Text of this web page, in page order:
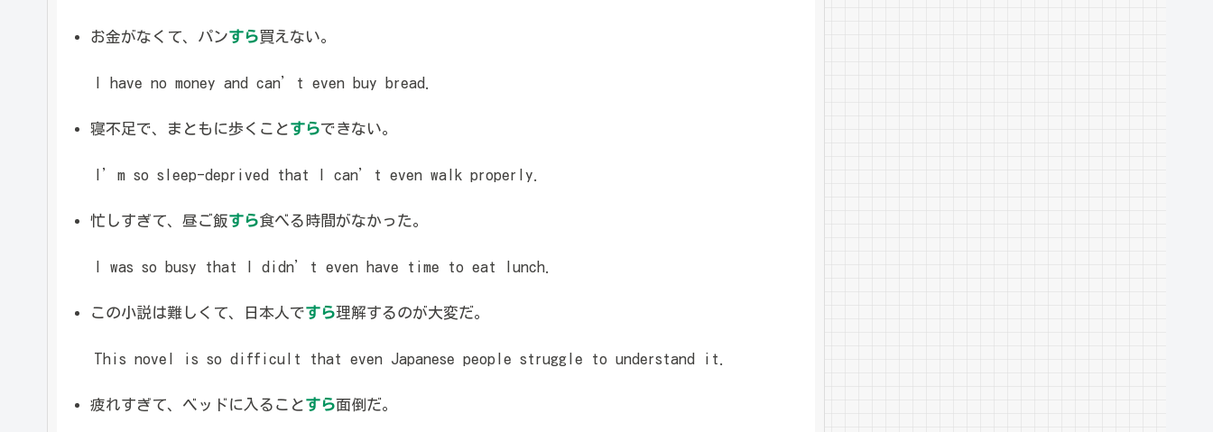
お金がなくて、パンすら買えない。
I have no money and can’t even buy bread.
寝不足で、まともに歩くことすらできない。
I’m so sleep-deprived that I can’t even walk properly.
忙しすぎて、昼ご飯すら食べる時間がなかった。
I was so busy that I didn’t even have time to eat lunch.
この小説は難しくて、日本人ですら理解するのが大変だ。
This novel is so difficult that even Japanese people struggle to understand it.
疲れすぎて、ベッドに入ることすら面倒だ。